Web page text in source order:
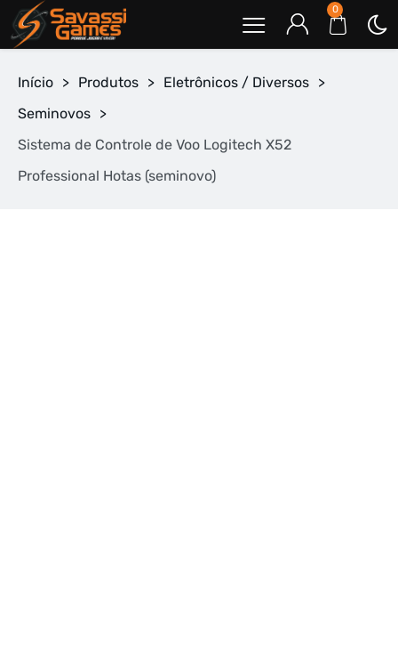
0
Início > Produtos > Eletrônicos / Diversos >
Seminovos >
Sistema de Controle de Voo Logitech X52
Professional Hotas (seminovo)